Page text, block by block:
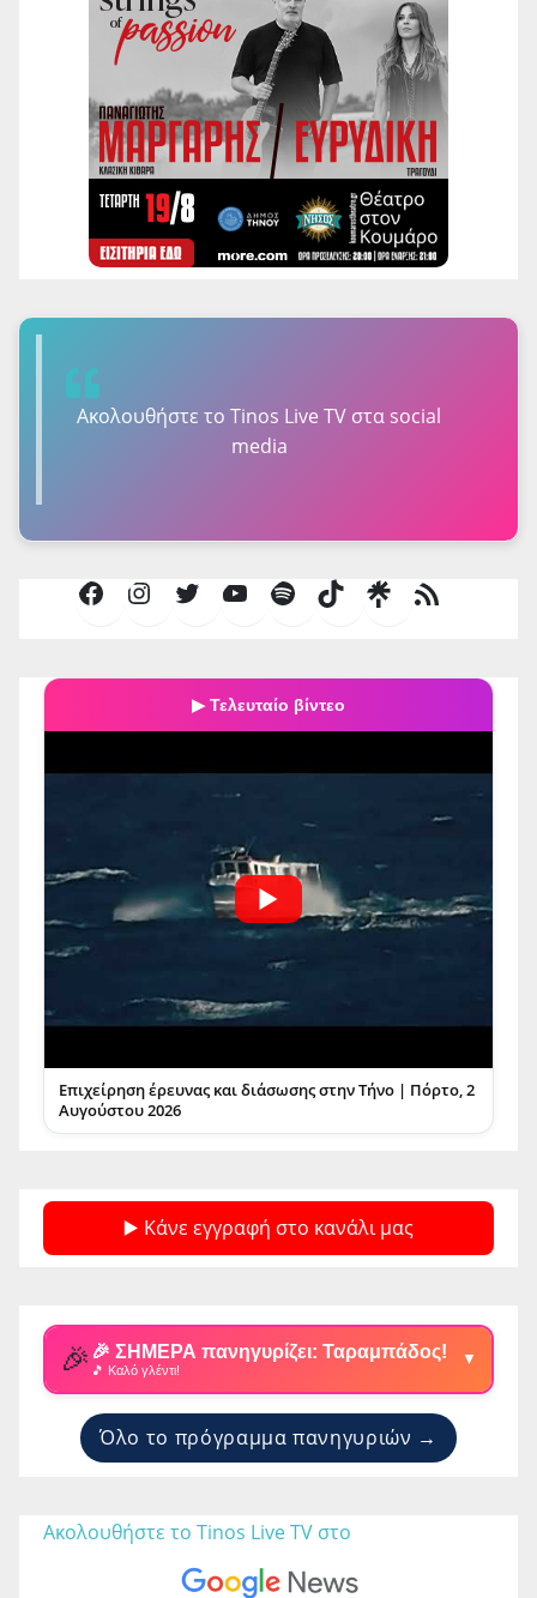
Ακολουθήστε τo Tinos Live TV στα social
media
FacebookInstagramTwitterYouTubeSpotifyTikTok
Τροφοδοσία
▶ Τελευταίο βίντεο
Επιχείρηση έρευνας και διάσωσης στην Τήνο | Πόρτο, 2
Αυγούστου 2026
▶️ Κάνε εγγραφή στο κανάλι μας
🎉 🎉 ΣΗΜΕΡΑ πανηγυρίζει: Ταραμπάδος!
🎵 Καλό γλέντι!
▼
Όλο το πρόγραμμα πανηγυριών →
Ακολουθήστε το Tinos Live TV στο